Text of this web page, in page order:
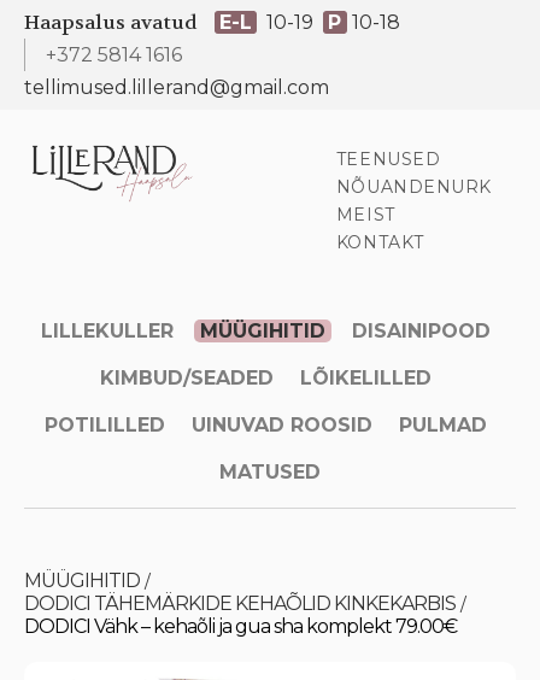
Haapsalus avatud E-L 10-19 P 10-18
+372 5814 1616
tellimused.lillerand@gmail.com
TEENUSED
NÕUANDENURK
MEIST
KONTAKT
LILLEKULLER MÜÜGIHITID DISAINIPOOD
KIMBUD/SEADED LÕIKELILLED
POTILILLED UINUVAD ROOSID PULMAD
MATUSED
MÜÜGIHITID /
DODICI TÄHEMÄRKIDE KEHAÕLID KINKEKARBIS /
DODICI Vähk – kehaõli ja gua sha komplekt 79.00€